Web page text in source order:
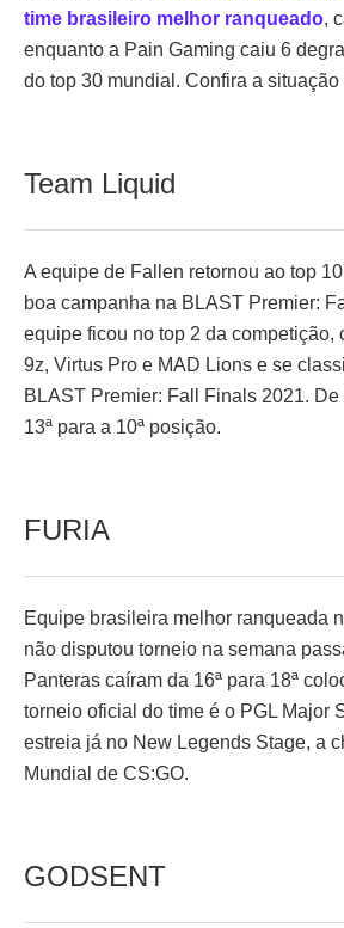
time brasileiro melhor ranqueado,
enquanto a Pain Gaming caiu 6
do top 30 mundial. Confira a situação
Team Liquid
A equipe de Fallen retornou ao top
boa campanha na BLAST Premier:
equipe ficou no top 2 da competição,
9z, Virtus Pro e MAD Lions e se
BLAST Premier: Fall Finals 2021.
13ª para a 10ª posição.
FURIA
Equipe brasileira melhor ranqueada
não disputou torneio na semana
Panteras caíram da 16ª para 18ª
torneio oficial do time é o PGL Major
estreia já no New Legends Stage, a
Mundial de CS:GO.
GODSENT